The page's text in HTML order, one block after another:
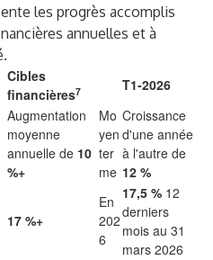
les progrès accomplis
annuelles et à
Cibles
financières7 T1-2026
Augmentation
moyenne
annuelle de 10
%+
Mo
yen
ter
me
Croissance
d'une année
à l'autre de
12 %
17 %+
En
202
6
17,5 % 12
derniers
mois au 31
mars 2026